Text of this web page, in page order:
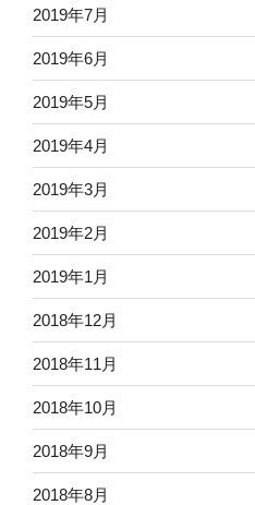
2019年7月
2019年6月
2019年5月
2019年4月
2019年3月
2019年2月
2019年1月
2018年12月
2018年11月
2018年10月
2018年9月
2018年8月